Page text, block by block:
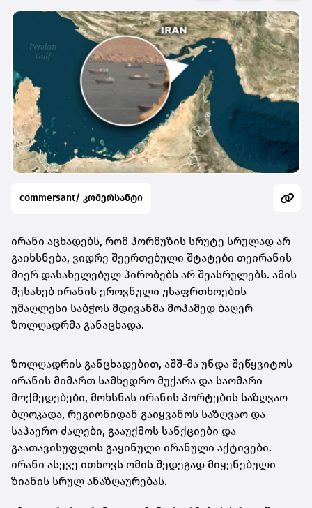
commersant/ კომერსანტი
ირანი აცხადებს, რომ ჰორმუზის სრუტე სრულად არ
გაიხსნება, ვიდრე შეერთებული შტატები თეირანის
მიერ დასახელებულ პირობებს არ შეასრულებს. ამის
შესახებ ირანის ეროვნული უსაფრთხოების
უმაღლესი საბჭოს მდივანმა მოჰამედ ბაღერ
ზოლღადრმა განაცხადა.
ზოლღადრის განცხადებით, აშშ-მა უნდა შეწყვიტოს
ირანის მიმართ სამხედრო მუქარა და საომარი
მოქმედებები, მოხსნას ირანის პორტების საზღვაო
ბლოკადა, რეგიონიდან გაიყვანოს საზღვაო და
საჰაერო ძალები, გააუქმოს სანქციები და
გაათავისუფლოს გაყინული ირანული აქტივები.
ირანი ასევე ითხოვს ომის შედეგად მიყენებული
ზიანის სრულ ანაზღაურებას.